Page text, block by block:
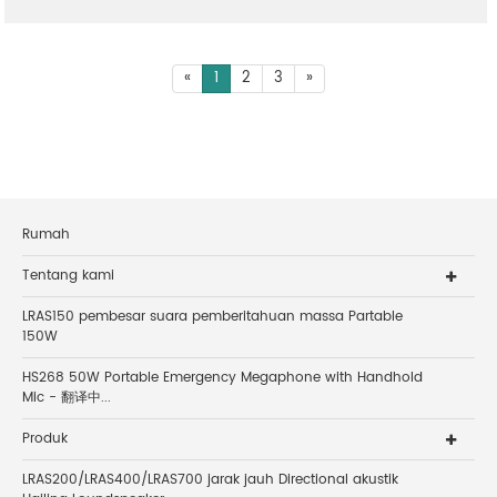
« 1 2 3 »
Rumah
Tentang kami
LRAS150 pembesar suara pemberitahuan massa Partable
150W
HS268 50W Portable Emergency Megaphone with Handhold
Mic - 翻译中...
Produk
LRAS200/LRAS400/LRAS700 jarak jauh Directional akustik